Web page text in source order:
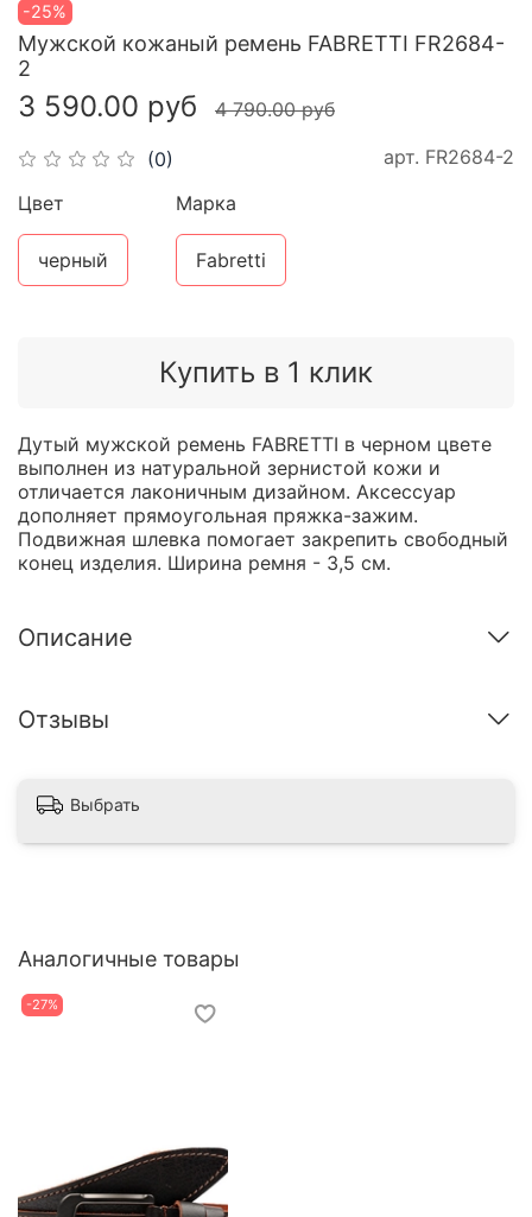
-25%
(0) арт. FR2684-2
Мужской кожаный ремень FABRETTI FR2684-
2
3 590.00 руб 4 790.00 руб
Купить в 1 клик
Цвет
черный
Марка
Fabretti
Дутый мужской ремень FABRETTI в черном цвете
выполнен из натуральной зернистой кожи и
отличается лаконичным дизайном. Аксессуар
дополняет прямоугольная пряжка-зажим.
Подвижная шлевка помогает закрепить свободный
конец изделия. Ширина ремня - 3,5 см.
Описание
Отзывы
Выбрать
Аналогичные товары
-27%